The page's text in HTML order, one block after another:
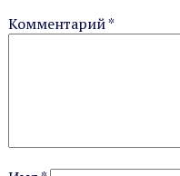
Комментарий*